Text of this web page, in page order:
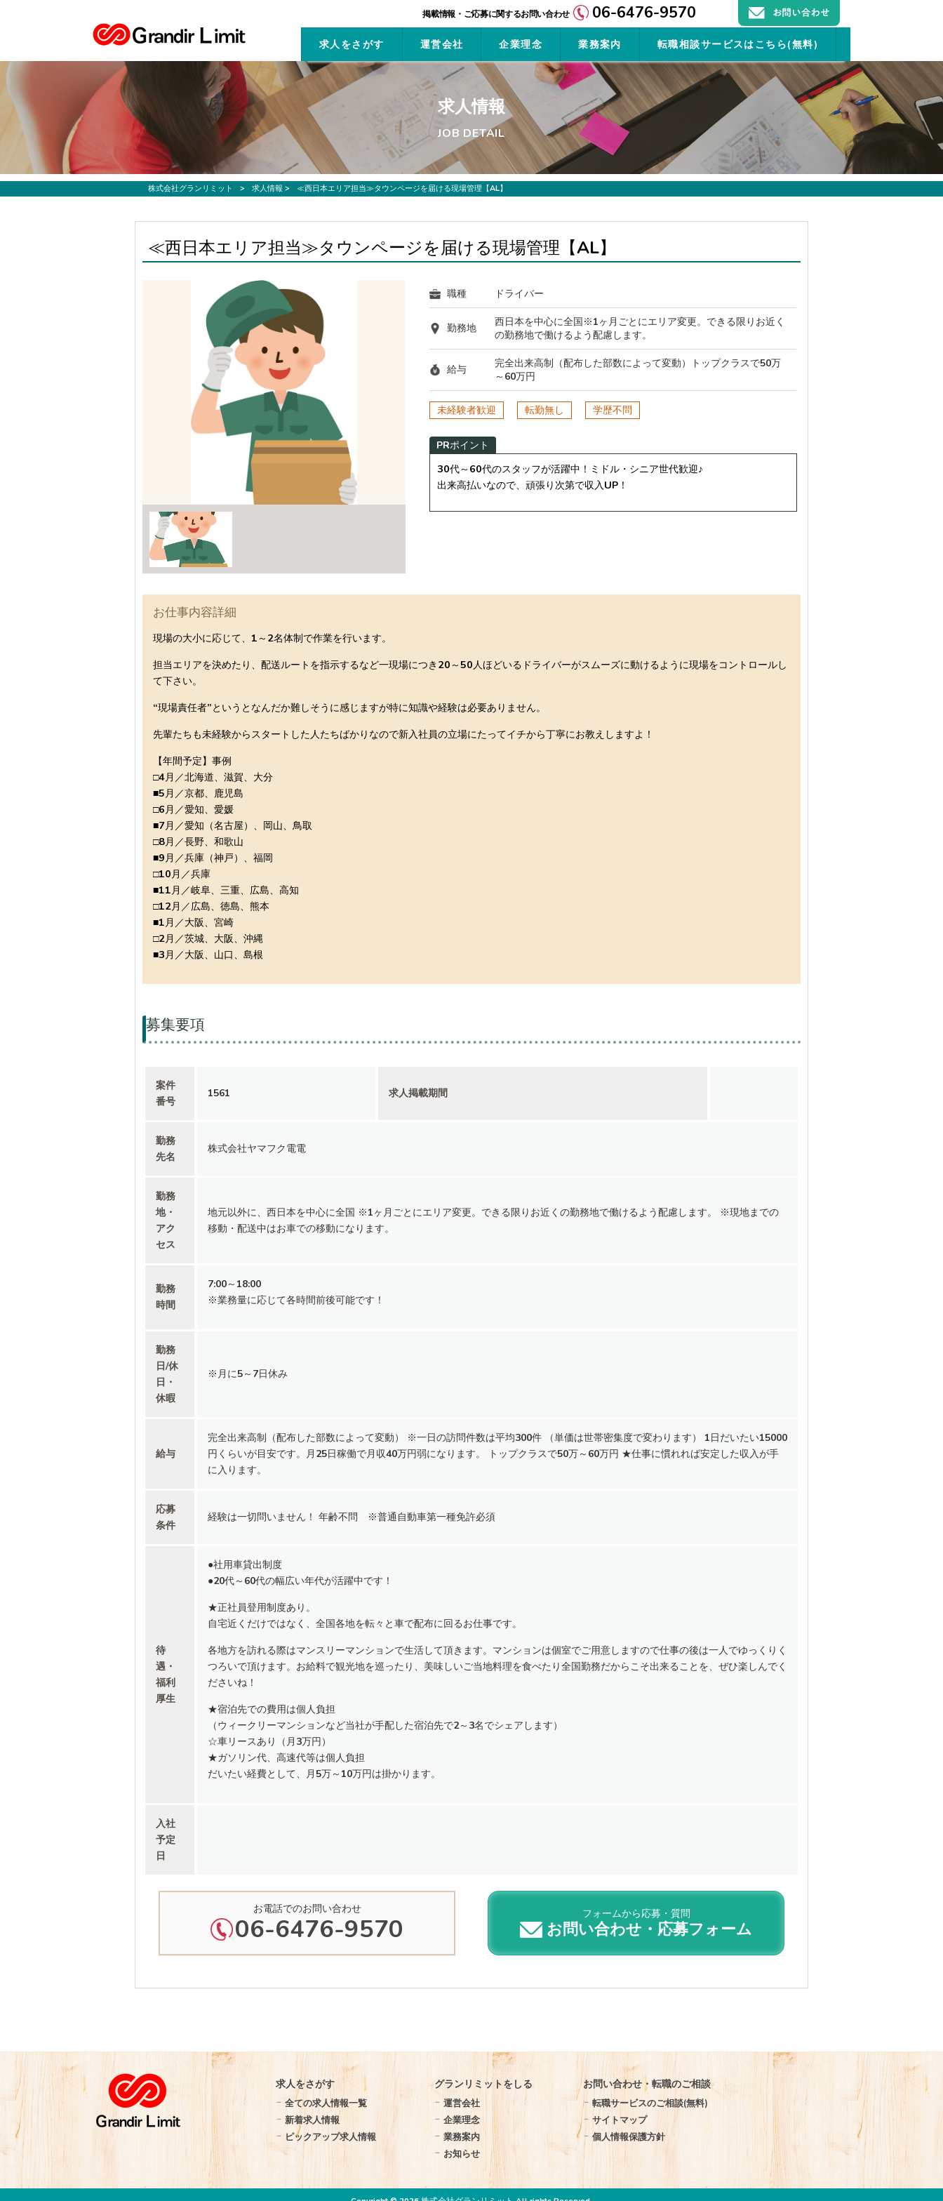
06-6476-9570
求人をさがす 運営会社 企業理念 業務案内 転職相談サービスはこちら(無料)
求人情報
JOB DETAIL
株式会社グランリミット > 求人情報 > ≪西日本エリア担当≫タウンページを届ける現場管理【AL】
≪西日本エリア担当≫タウンページを届ける現場管理【AL】
職種 ドライバー
勤務地
西日本を中心に全国※1ヶ月ごとにエリア変更。できる限りお近く
の勤務地で働けるよう配慮します。
給与
完全出来高制（配布した部数によって変動）トップクラスで50万
～60万円
未経験者歓迎 転勤無し 学歴不問
PRポイント
30代～60代のスタッフが活躍中！ミドル・シニア世代歓迎♪
出来高払いなので、頑張り次第で収入UP！
お仕事内容詳細
現場の大小に応じて、1～2名体制で作業を行います。
担当エリアを決めたり、配送ルートを指示するなど一現場につき20～50人ほどいるドライバーがスムーズに動けるように現場をコントロールし
て下さい。
“現場責任者”というとなんだか難しそうに感じますが特に知識や経験は必要ありません。
先輩たちも未経験からスタートした人たちばかりなので新入社員の立場にたってイチから丁寧にお教えしますよ！
【年間予定】事例
□4月／北海道、滋賀、大分
■5月／京都、鹿児島
□6月／愛知、愛媛
■7月／愛知（名古屋）、岡山、鳥取
□8月／長野、和歌山
■9月／兵庫（神戸）、福岡
□10月／兵庫
■11月／岐阜、三重、広島、高知
□12月／広島、徳島、熊本
■1月／大阪、宮崎
□2月／茨城、大阪、沖縄
■3月／大阪、山口、島根
募集要項
案件
番号
1561 求人掲載期間
勤務
先名
株式会社ヤマフク電電
勤務
地・
アク
セス
地元以外に、西日本を中心に全国 ※1ヶ月ごとにエリア変更。できる限りお近くの勤務地で働けるよう配慮します。 ※現地までの
移動・配送中はお車での移動になります。
勤務
時間
7:00～18:00
※業務量に応じて各時間前後可能です！
勤務
日/休
日・
休暇
※月に5～7日休み
給与
完全出来高制（配布した部数によって変動） ※一日の訪問件数は平均300件 （単価は世帯密集度で変わります） 1日だいたい15000
円くらいが目安です。月25日稼働で月収40万円弱になります。 トップクラスで50万～60万円 ★仕事に慣れれば安定した収入が手
に入ります。
応募
条件
経験は一切問いません！ 年齢不問 ※普通自動車第一種免許必須
待
遇・
福利
厚生
●社用車貸出制度
●20代～60代の幅広い年代が活躍中です！
★正社員登用制度あり。
自宅近くだけではなく、全国各地を転々と車で配布に回るお仕事です。
各地方を訪れる際はマンスリーマンションで生活して頂きます。マンションは個室でご用意しますので仕事の後は一人でゆっくりく
つろいで頂けます。お給料で観光地を巡ったり、美味しいご当地料理を食べたり全国勤務だからこそ出来ることを、ぜひ楽しんでく
ださいね！
★宿泊先での費用は個人負担
（ウィークリーマンションなど当社が手配した宿泊先で2～3名でシェアします）
☆車リースあり（月3万円）
★ガソリン代、高速代等は個人負担
だいたい経費として、月5万～10万円は掛かります。
入社
予定
日
お電話でのお問い合わせ
06-6476-9570 フォームから応募・質問
お問い合わせ・応募フォーム
求人をさがす
全ての求人情報一覧
新着求人情報
ピックアップ求人情報
グランリミットをしる
運営会社
企業理念
業務案内
お知らせ
お問い合わせ・転職のご相談
転職サービスのご相談(無料)
サイトマップ
個人情報保護方針